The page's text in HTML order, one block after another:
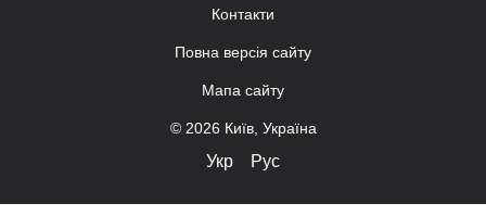
Контакти
Повна версія сайту
Мапа сайту
© 2026 Київ, Україна
Укр Рус